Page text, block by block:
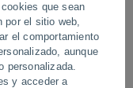
que sean
por el sitio web,
el comportamiento
aunque
personalizada.
y acceder a